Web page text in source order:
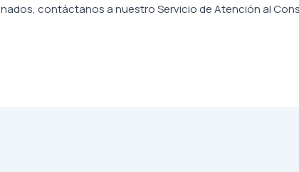
contáctanos a nuestro Servicio de Atención al